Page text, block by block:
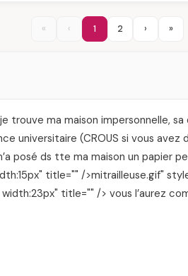
« ‹ 1 2 › »
trouve ma maison impersonnelle,
universitaire (CROUS si vous
posé ds tte ma maison un papier
title="" />mitrailleuse.gif"
title="" /> vous l’aurez